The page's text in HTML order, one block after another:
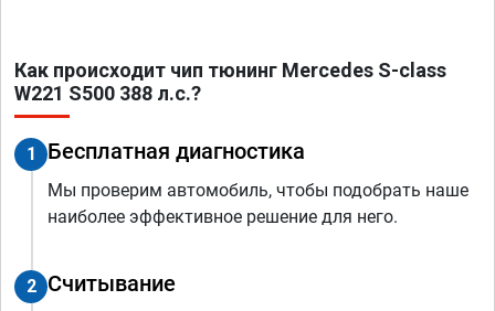
Как происходит чип тюнинг Mercedes S-class
W221 S500 388 л.с.?
1 Бесплатная диагностика
Мы проверим автомобиль, чтобы подобрать наше
наиболее эффективное решение для него.
2 Считывание